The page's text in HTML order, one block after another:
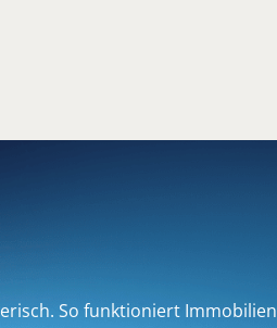
erisch. So funktioniert Immobilien